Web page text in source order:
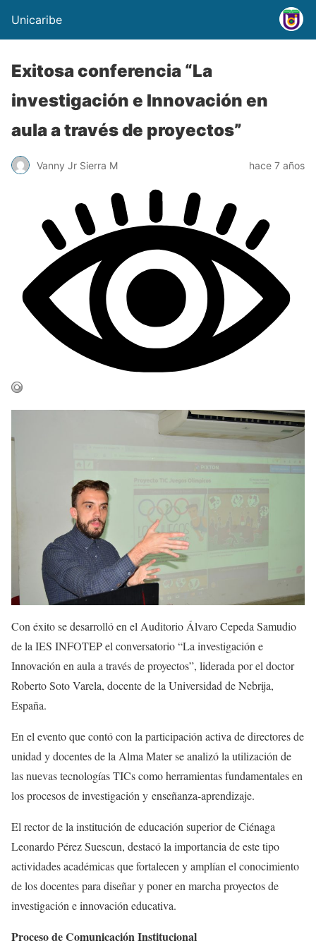
Unicaribe
Exitosa conferencia “La
investigación e Innovación en
aula a través de proyectos”
Vanny Jr Sierra M hace 7 años
Con éxito se desarrolló en el Auditorio Álvaro Cepeda Samudio
de la IES INFOTEP el conversatorio “La investigación e
Innovación en aula a través de proyectos”, liderada por el doctor
Roberto Soto Varela, docente de la Universidad de Nebrija,
España.
En el evento que contó con la participación activa de directores de
unidad y docentes de la Alma Mater se analizó la utilización de
las nuevas tecnologías TICs como herramientas fundamentales en
los procesos de investigación y enseñanza-aprendizaje.
El rector de la institución de educación superior de Ciénaga
Leonardo Pérez Suescun, destacó la importancia de este tipo
actividades académicas que fortalecen y amplían el conocimiento
de los docentes para diseñar y poner en marcha proyectos de
investigación e innovación educativa.
Proceso de Comunicación Institucional